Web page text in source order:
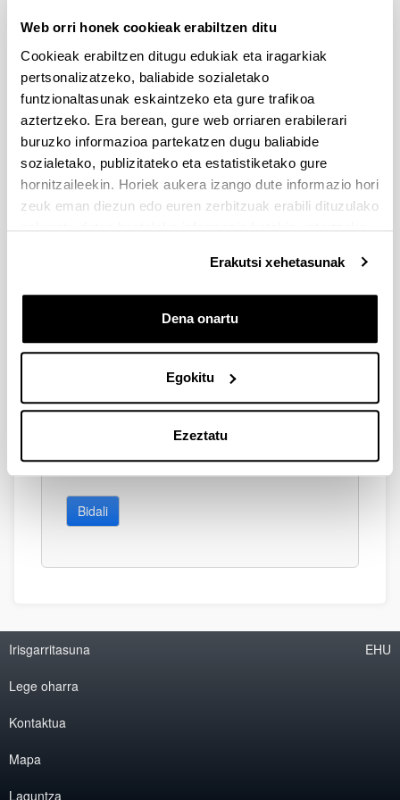
Web orri honek cookieak erabiltzen ditu
Cookieak erabiltzen ditugu edukiak eta iragarkiak
pertsonalizatzeko, baliabide sozialetako
funtzionaltasunak eskaintzeko eta gure trafikoa
aztertzeko. Era berean, gure web orriaren erabilerari
buruzko informazioa partekatzen dugu baliabide
sozialetako, publizitateko eta estatistiketako gure
hornitzaileekin. Horiek aukera izango dute informazio hori
zeuk eman diezun edo euren zerbitzuak erabili dituzulako
eskuratu duten bestelako informazio batekin uztartzeko.
Erakutsi xehetasunak
Dena onartu
Egokitu
Ezeztatu
eskaerak
Idatzi hemen zure iradokizuna edo eskaera
Derrigorrezko eremuak
Bidali
Irisgarritasuna
Lege oharra
Kontaktua
Mapa
Laguntza
EHU